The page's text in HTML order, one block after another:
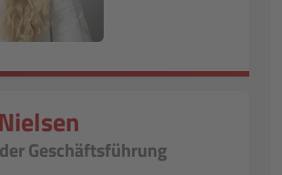
Geschäftsführung